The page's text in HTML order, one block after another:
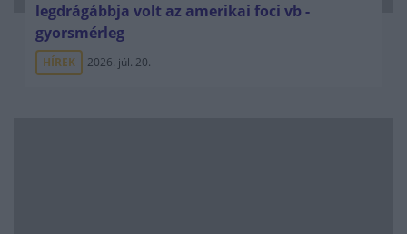
legdrágábbja volt az amerikai foci vb -
gyorsmérleg
HÍREK 2026. júl. 20.